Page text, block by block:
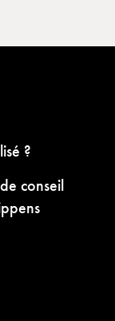
?
conseil